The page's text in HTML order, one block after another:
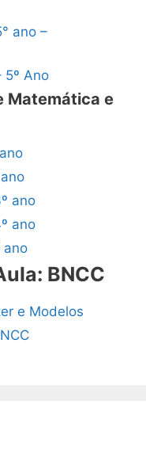
ano –
5º Ano
Matemática e
ano
ano
ano
BNCC
e Modelos